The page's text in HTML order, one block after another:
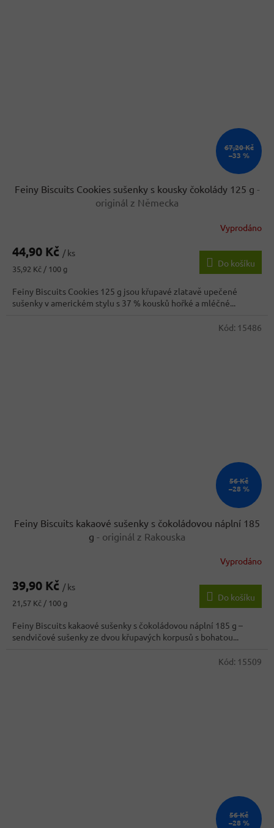
67,20 Kč
–33 %
Feiny Biscuits Cookies sušenky s kousky čokolády 125 g -
originál z Německa
Vyprodáno
44,90 Kč / ks
Měrná
35,92 Kč / 100 g
Do košíku
Feiny Biscuits Cookies 125 g jsou křupavé zlatavě upečené
sušenky v americkém stylu s 37 % kousků hořké a mléčné...
56 Kč
–28 %
Feiny Biscuits kakaové sušenky s čokoládovou náplní 185
g - originál z Rakouska
Vyprodáno
39,90 Kč / ks
Měrná
21,57 Kč / 100 g
Do košíku
Feiny Biscuits kakaové sušenky s čokoládovou náplní 185 g –
sendvičové sušenky ze dvou křupavých korpusů s bohatou...
Kód: 15486
56 Kč
–28 %
Kód: 15509